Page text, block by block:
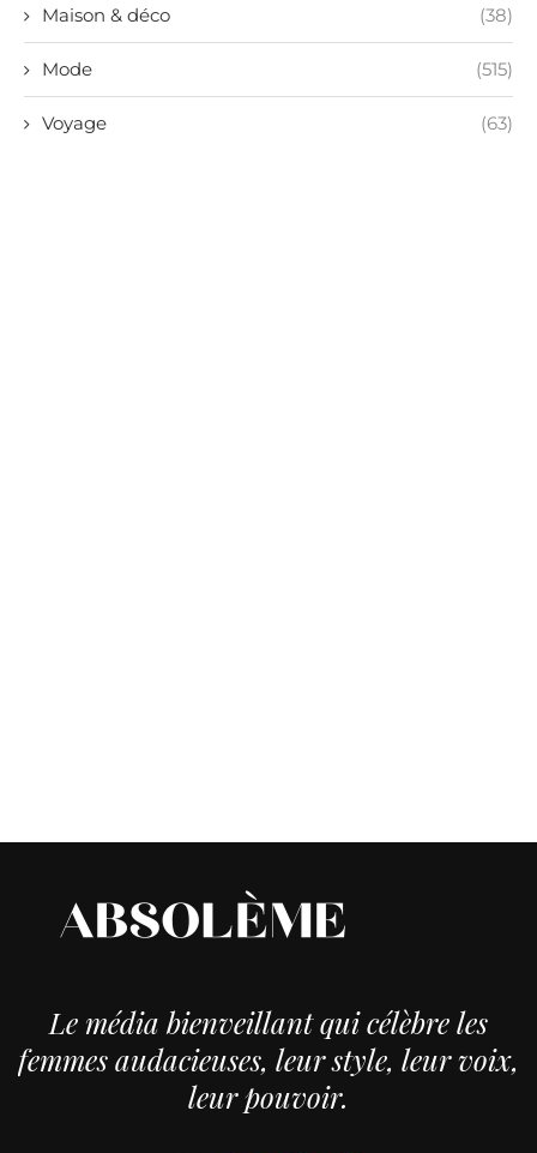
Maison & déco (38)
Mode (515)
Voyage (63)
Le média bienveillant qui célèbre les
femmes audacieuses, leur style, leur voix,
leur pouvoir.